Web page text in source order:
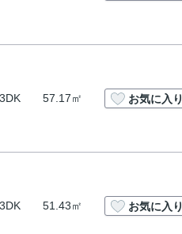
3DK 57.17㎡ お気に入り
3DK 51.43㎡ お気に入り